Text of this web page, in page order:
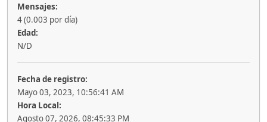
Mensajes:
4 (0.003 por día)
Edad:
N/D
Fecha de registro:
Mayo 03, 2023, 10:56:41 AM
Hora Local:
Agosto 07, 2026, 08:45:33 PM